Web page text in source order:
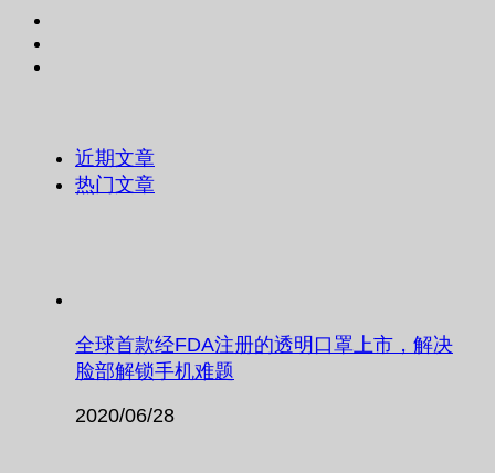
近期文章
热门文章
全球首款经FDA注册的透明口罩上市，解决
脸部解锁手机难题
2020/06/28